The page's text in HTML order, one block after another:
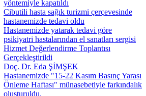
yöntemiyle kapatıldı
Cibutili hasta sağık turizmi çerçevesinde
hastanemizde tedavi oldu
Hastanemizde yatarak tedavi göre
psikiyatri hastalarından el sanatları sergisi
Hizmet Değerlendirme Toplantısı
Gerçekleştirildi
Doç. Dr. Eda ŞİMŞEK
Hastanemizde "15-22 Kasım Basınç Yarası
Önleme Haftası" münasebetiyle farkındalık
oluşturuldu.